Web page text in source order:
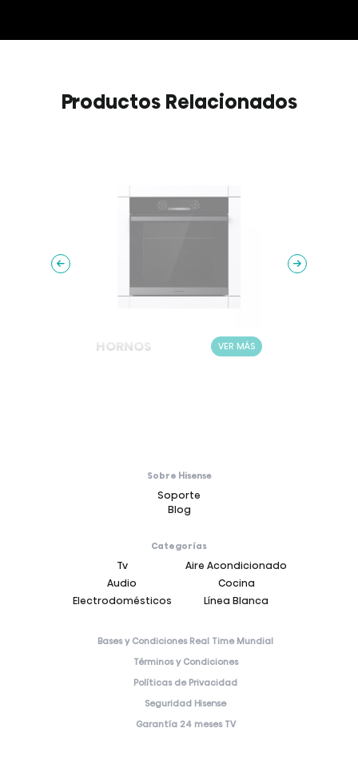
Productos Relacionados
HORNOS VER MÁS
Sobre Hisense
Soporte
Blog
Categorías
Tv
Aire Acondicionado
Audio
Cocina
Electrodomésticos
Línea Blanca
Bases y Condiciones Real Time Mundial
Términos y Condiciones
Políticas de Privacidad
Seguridad Hisense
Garantía 24 meses TV